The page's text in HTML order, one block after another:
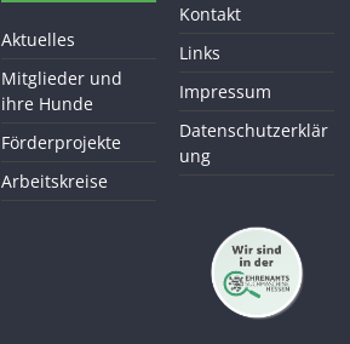
Aktuelles
Mitglieder und
ihre Hunde
Förderprojekte
Arbeitskreise
Kontakt
Links
Impressum
Datenschutzerklär
ung